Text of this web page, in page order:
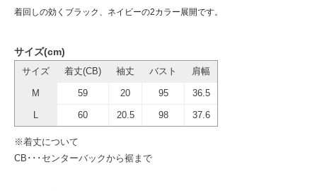
着回しの効くブラック、ネイビーの2カラー展開です。
サイズ(cm)
サイズ 着丈(CB) 袖丈 バスト 肩幅
M 59 20 95 36.5
L 60 20.5 98 37.6
※着丈について
CB･･･センターバックから裾まで